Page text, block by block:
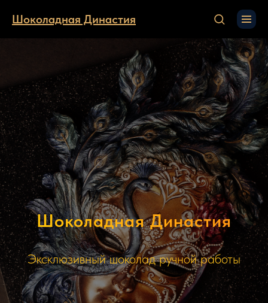
Шоколадная Династия
Шоколадная Династия
Эксклюзивный шоколад ручной работы